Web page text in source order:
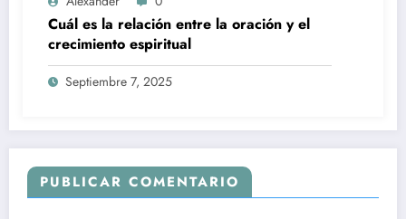
Cuál es la relación entre la oración y el
crecimiento espiritual
Septiembre 7, 2025
PUBLICAR COMENTARIO